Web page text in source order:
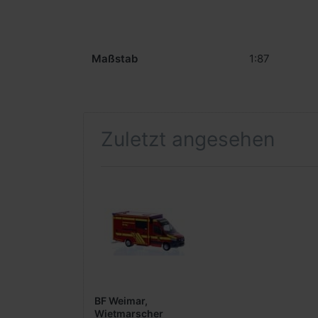
Maßstab 1:87
Zuletzt angesehen
BF Weimar,
Wietmarscher